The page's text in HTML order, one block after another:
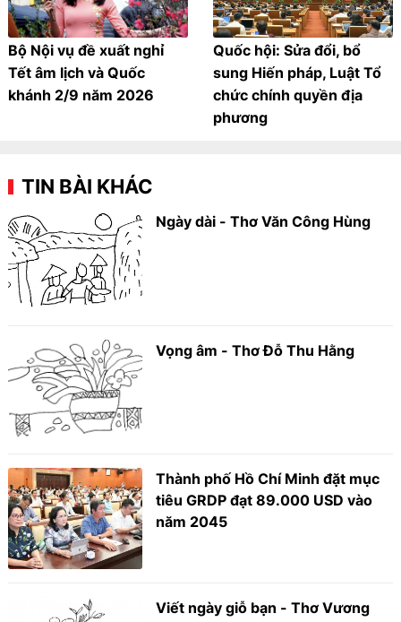
Bộ Nội vụ đề xuất nghỉ
Tết âm lịch và Quốc
khánh 2/9 năm 2026
Quốc hội: Sửa đổi, bổ
sung Hiến pháp, Luật Tổ
chức chính quyền địa
phương
TIN BÀI KHÁC
Ngày dài - Thơ Văn Công Hùng
Vọng âm - Thơ Đỗ Thu Hằng
Thành phố Hồ Chí Minh đặt mục
tiêu GRDP đạt 89.000 USD vào
năm 2045
Viết ngày giỗ bạn - Thơ Vương